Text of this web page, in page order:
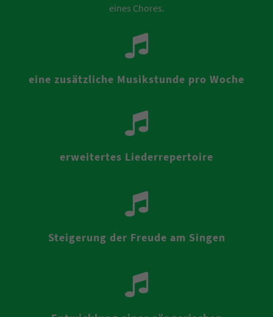
eines Chores.
eine zusätzliche Musikstunde pro Woche
erweitertes Liederrepertoire
Steigerung der Freude am Singen